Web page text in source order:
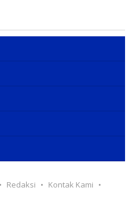
Redaksi
Kontak Kami